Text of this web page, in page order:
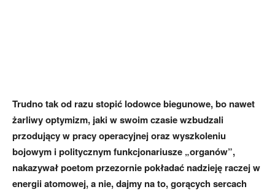
Trudno tak od razu stopić lodowce biegunowe, bo nawet
żarliwy optymizm, jaki w swoim czasie wzbudzali
przodujący w pracy operacyjnej oraz wyszkoleniu
bojowym i politycznym funkcjonariusze „organów”,
nakazywał poetom przezornie pokładać nadzieję raczej w
energii atomowej, a nie, dajmy na to, gorących sercach